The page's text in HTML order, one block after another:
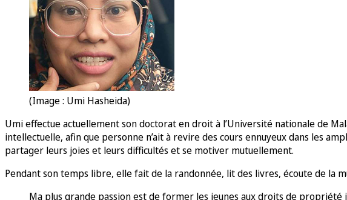
(Image : Umi Hasheida)
Umi effectue actuellement son doctorat en droit à l’Université nationale de
intellectuelle, afin que personne n’ait à revire des cours ennuyeux dans les
partager leurs joies et leurs difficultés et se motiver mutuellement.
Pendant son temps libre, elle fait de la randonnée, lit des livres, écoute de la
Ma plus grande passion est de former les jeunes aux droits de propriété